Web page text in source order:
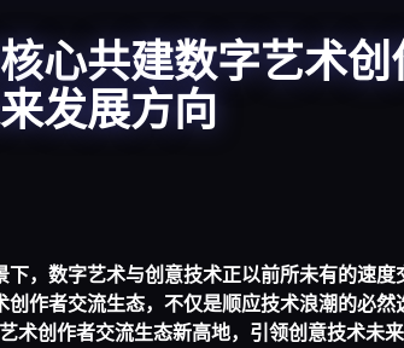
心共建数字艺术创
发展方向
，数字艺术与创意技术正以前所未有的速
作者交流生态，不仅是顺应技术浪潮的必
术创作者交流生态新高地，引领创意技术未